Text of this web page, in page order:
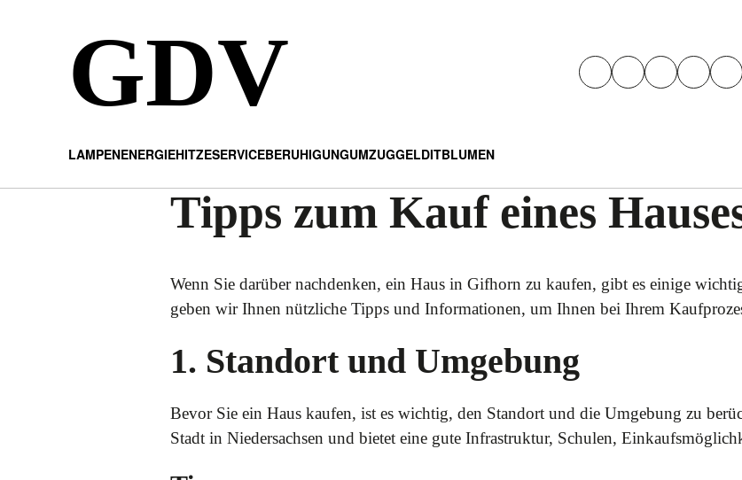
GDV
LAMPENENERGIEHITZESERVICEBERUHIGUNGUMZUGGELDITBLUMEN
Tipps zum Kauf eines
Wenn Sie darüber nachdenken, ein Haus in Gifhorn zu kaufen, gibt es einige
geben wir Ihnen nützliche Tipps und Informationen, um Ihnen bei Ihrem
1. Standort und Umgebung
Bevor Sie ein Haus kaufen, ist es wichtig, den Standort und die Umgebung zu
Stadt in Niedersachsen und bietet eine gute Infrastruktur, Schulen,